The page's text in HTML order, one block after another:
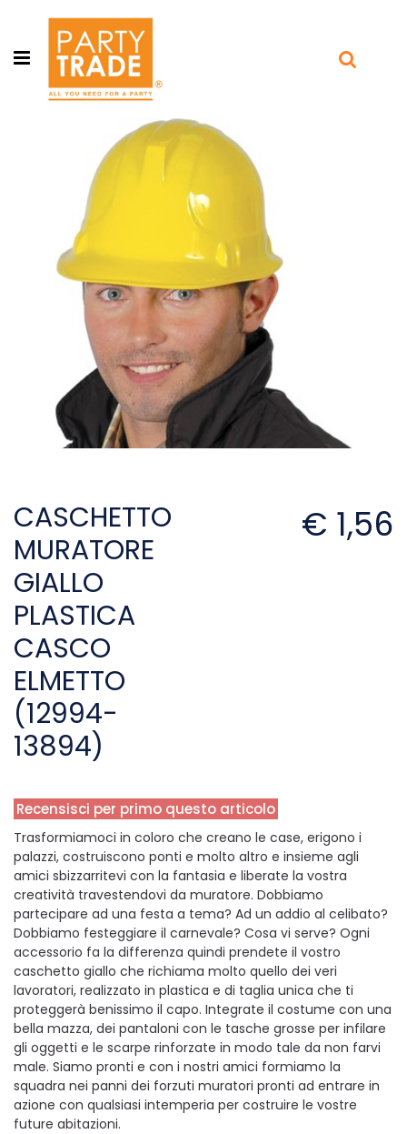
Open menu
CASCHETTO
MURATORE
GIALLO
PLASTICA
CASCO
ELMETTO
(12994-
13894)
€ 1,56
Recensisci per primo questo articolo
Trasformiamoci in coloro che creano le case, erigono i
palazzi, costruiscono ponti e molto altro e insieme agli
amici sbizzarritevi con la fantasia e liberate la vostra
creatività travestendovi da muratore. Dobbiamo
partecipare ad una festa a tema? Ad un addio al celibato?
Dobbiamo festeggiare il carnevale? Cosa vi serve? Ogni
accessorio fa la differenza quindi prendete il vostro
caschetto giallo che richiama molto quello dei veri
lavoratori, realizzato in plastica e di taglia unica che ti
proteggerà benissimo il capo. Integrate il costume con una
bella mazza, dei pantaloni con le tasche grosse per infilare
gli oggetti e le scarpe rinforzate in modo tale da non farvi
male. Siamo pronti e con i nostri amici formiamo la
squadra nei panni dei forzuti muratori pronti ad entrare in
azione con qualsiasi intemperia per costruire le vostre
future abitazioni.